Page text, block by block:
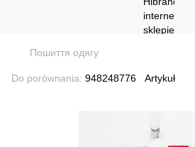
Пошиття одягу
Do porównania: 948248776 Artykuł